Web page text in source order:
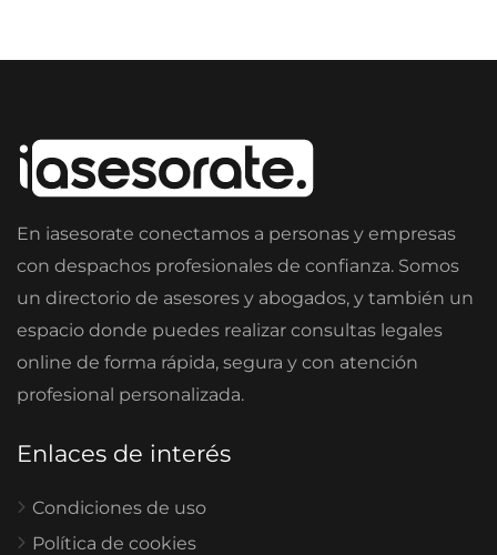
En iasesorate conectamos a personas y empresas
con despachos profesionales de confianza. Somos
un directorio de asesores y abogados, y también un
espacio donde puedes realizar consultas legales
online de forma rápida, segura y con atención
profesional personalizada.
Enlaces de interés
Condiciones de uso
Política de cookies